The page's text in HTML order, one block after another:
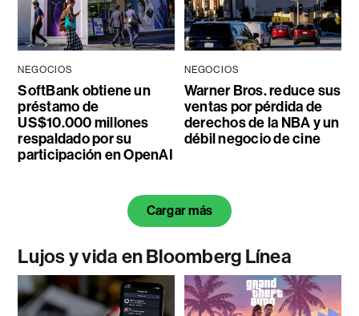
NEGOCIOS
SoftBank obtiene un
préstamo de
US$10.000 millones
respaldado por su
participación en OpenAI
NEGOCIOS
Warner Bros. reduce sus
ventas por pérdida de
derechos de la NBA y un
débil negocio de cine
Cargar más
Lujos y vida en Bloomberg Línea